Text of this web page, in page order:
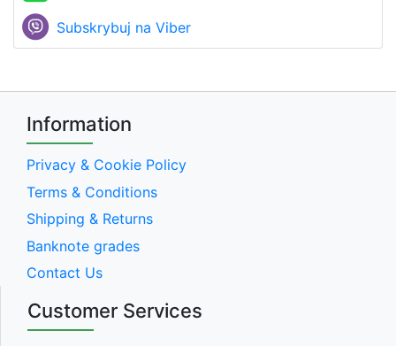
Subskrybuj na Viber
Information
Privacy & Cookie Policy
Terms & Conditions
Shipping & Returns
Banknote grades
Contact Us
Customer Services